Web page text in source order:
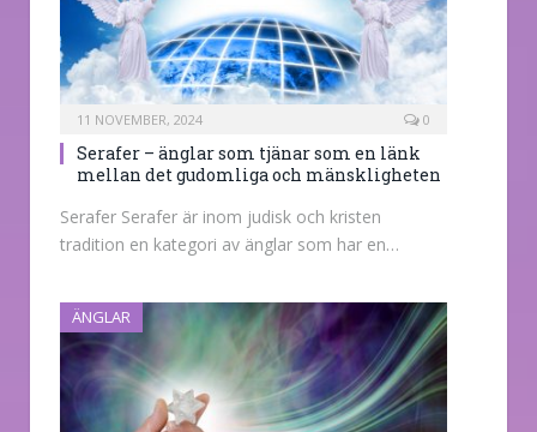
11 NOVEMBER, 2024 0
Serafer – änglar som tjänar som en länk
mellan det gudomliga och mänskligheten
Serafer Serafer är inom judisk och kristen
tradition en kategori av änglar som har en…
ÄNGLAR